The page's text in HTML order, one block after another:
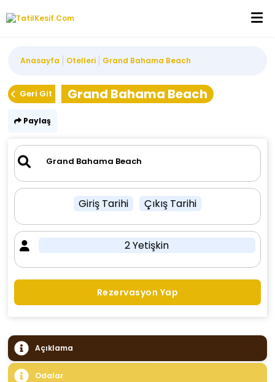
Anasayfa Otelleri Grand Bahama Beach
Geri Git Grand Bahama Beach
Paylaş
Giriş Tarihi Çıkış Tarihi
2 Yetişkin
Rezervasyon Yap
Açıklama
Odalar